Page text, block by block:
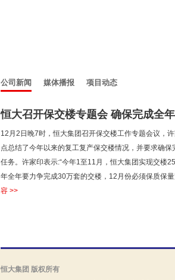
公司新闻 媒体播报 项目动态
恒大召开保交楼专题会 确保完成全
12月2日晚7时，恒大集团召开保交楼工作专题会议，
点总结了今年以来的复工复产保交楼情况，并要求确保
任务。许家印表示:“今年1至11月，恒大集团实现交楼
年全年要力争完成30万套的交楼，12月份必须保质保
容 >>
恒大集团 版权所有